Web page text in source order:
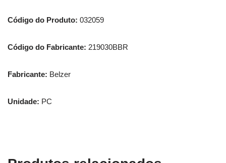
Código do Produto: 032059
Código do Fabricante: 219030BBR
Fabricante: Belzer
Unidade: PC